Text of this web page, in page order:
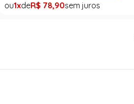
1 R$ 78,90